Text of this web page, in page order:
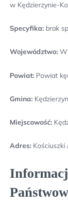
w Kędzierzynie-
Specyfika: brak
Województwo:
Powiat: Powiat
Gmina:
Miejscowość:
Adres: Kościuszki